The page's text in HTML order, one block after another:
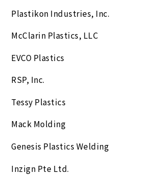
Plastikon Industries, Inc.
McClarin Plastics, LLC
EVCO Plastics
RSP, Inc.
Tessy Plastics
Mack Molding
Genesis Plastics Welding
Inzign Pte Ltd.